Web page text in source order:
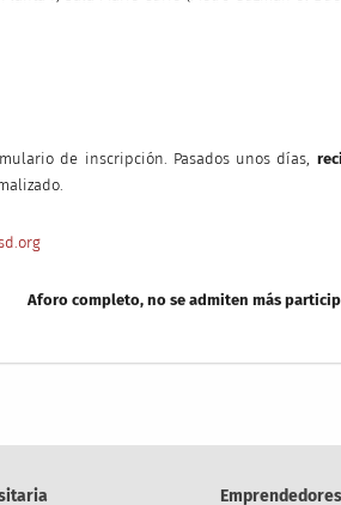
de inscripción. Pasados unos días,
Aforo completo, no se admiten más
Emprendedores